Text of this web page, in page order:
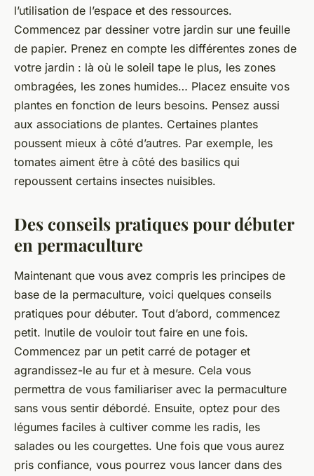
l’utilisation de l’espace et des ressources.
Commencez par dessiner votre jardin sur une feuille
de papier. Prenez en compte les différentes zones de
votre jardin : là où le soleil tape le plus, les zones
ombragées, les zones humides… Placez ensuite vos
plantes en fonction de leurs besoins. Pensez aussi
aux associations de plantes. Certaines plantes
poussent mieux à côté d’autres. Par exemple, les
tomates aiment être à côté des basilics qui
repoussent certains insectes nuisibles.
Des conseils pratiques pour débuter
en permaculture
Maintenant que vous avez compris les principes de
base de la permaculture, voici quelques conseils
pratiques pour débuter. Tout d’abord, commencez
petit. Inutile de vouloir tout faire en une fois.
Commencez par un petit carré de potager et
agrandissez-le au fur et à mesure. Cela vous
permettra de vous familiariser avec la permaculture
sans vous sentir débordé. Ensuite, optez pour des
légumes faciles à cultiver comme les radis, les
salades ou les courgettes. Une fois que vous aurez
pris confiance, vous pourrez vous lancer dans des